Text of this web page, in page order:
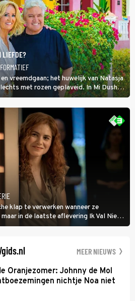
LIEFDE?
vreemdgaan; het huwelijk van Natasja
met rozen geplaveid. In Mi Dushi:
Genee het showbizzkoppel mee
te hebben.
klap te verwerken wanneer ze
in de laatste aflevering Ik Val Niet,
niet van plan is op te geven, zelfs als ze
MEER NIEUWS
Oranjezomer: Johnny de Mol
nichtje Noa niet